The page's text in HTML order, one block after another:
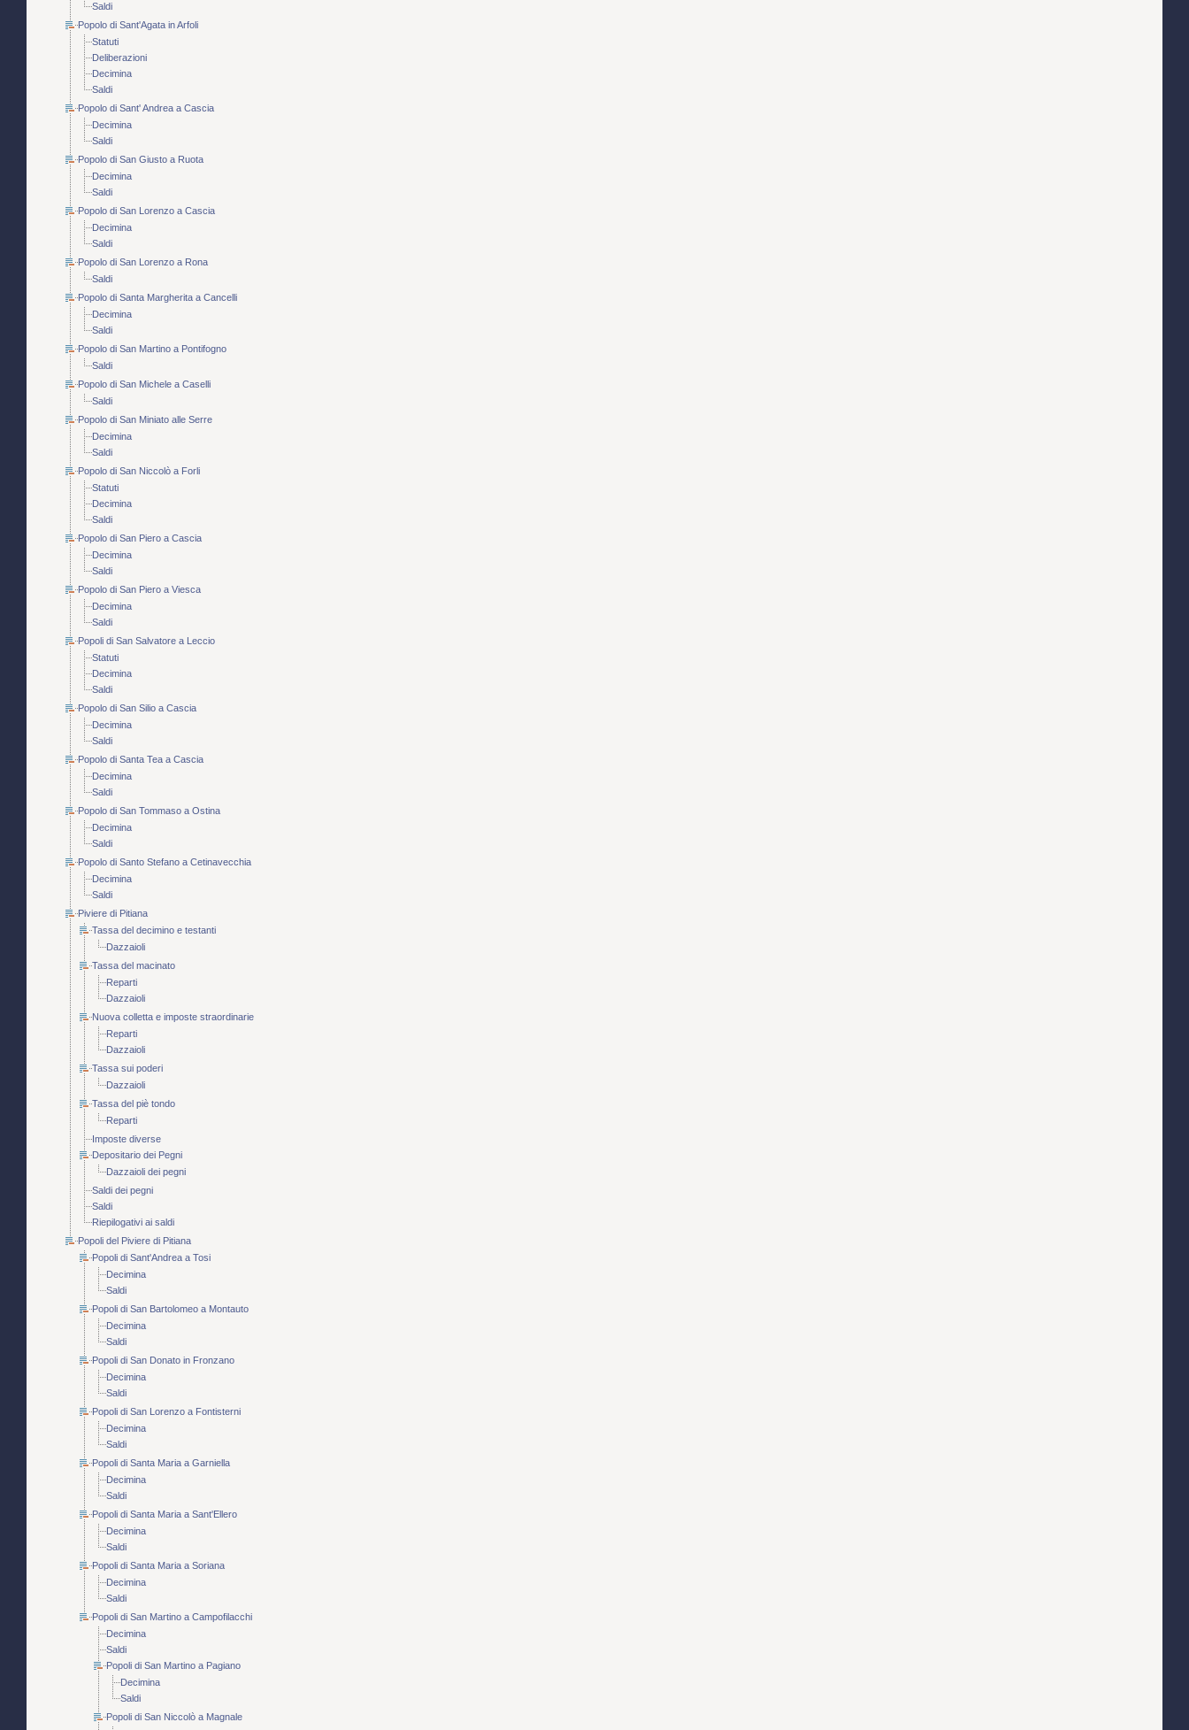
Saldi
Popolo di Sant'Agata in Arfoli
Statuti
Deliberazioni
Decimina
Saldi
Popolo di Sant' Andrea a Cascia
Decimina
Saldi
Popolo di San Giusto a Ruota
Decimina
Saldi
Popolo di San Lorenzo a Cascia
Decimina
Saldi
Popolo di San Lorenzo a Rona
Saldi
Popolo di Santa Margherita a Cancelli
Decimina
Saldi
Popolo di San Martino a Pontifogno
Saldi
Popolo di San Michele a Caselli
Saldi
Popolo di San Miniato alle Serre
Decimina
Saldi
Popolo di San Niccolò a Forli
Statuti
Decimina
Saldi
Popolo di San Piero a Cascia
Decimina
Saldi
Popolo di San Piero a Viesca
Decimina
Saldi
Popoli di San Salvatore a Leccio
Statuti
Decimina
Saldi
Popolo di San Silio a Cascia
Decimina
Saldi
Popolo di Santa Tea a Cascia
Decimina
Saldi
Popolo di San Tommaso a Ostina
Decimina
Saldi
Popolo di Santo Stefano a Cetinavecchia
Decimina
Saldi
Piviere di Pitiana
Tassa del decimino e testanti
Dazzaioli
Tassa del macinato
Reparti
Dazzaioli
Nuova colletta e imposte straordinarie
Reparti
Dazzaioli
Tassa sui poderi
Dazzaioli
Tassa del piè tondo
Reparti
Imposte diverse
Depositario dei Pegni
Dazzaioli dei pegni
Saldi dei pegni
Saldi
Riepilogativi ai saldi
Popoli del Piviere di Pitiana
Popoli di Sant'Andrea a Tosi
Decimina
Saldi
Popoli di San Bartolomeo a Montauto
Decimina
Saldi
Popoli di San Donato in Fronzano
Decimina
Saldi
Popoli di San Lorenzo a Fontisterni
Decimina
Saldi
Popoli di Santa Maria a Garniella
Decimina
Saldi
Popoli di Santa Maria a Sant'Ellero
Decimina
Saldi
Popoli di Santa Maria a Soriana
Decimina
Saldi
Popoli di San Martino a Campofilacchi
Decimina
Saldi
Popoli di San Martino a Pagiano
Decimina
Saldi
Popoli di San Niccolò a Magnale